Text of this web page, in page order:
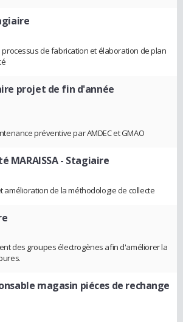
de fabrication et élaboration de plan
projet de fin d'année
préventive par AMDEC et GMAO
MARAISSA- Stagiaire
amélioration de la méthodologie de collecte
des groupes électrogènes afin d'améliorer la
magasin piéces de rechange